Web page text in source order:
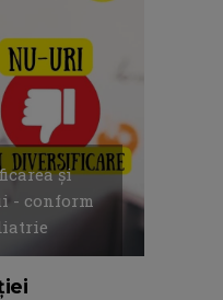
și
- conform